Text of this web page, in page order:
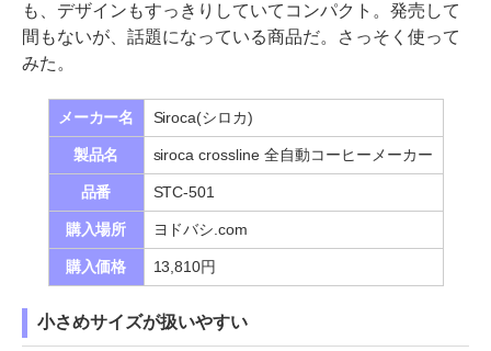
も、デザインもすっきりしていてコンパクト。発売して
間もないが、話題になっている商品だ。さっそく使って
みた。
メーカー名 Siroca(シロカ)
製品名 siroca crossline 全自動コーヒーメーカー
品番 STC-501
購入場所 ヨドバシ.com
購入価格 13,810円
小さめサイズが扱いやすい